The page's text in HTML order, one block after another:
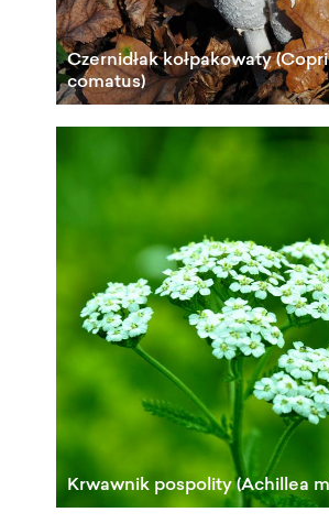
Czernidłak kołpakowaty
comatus)
Krwawnik pospolity (Achillea